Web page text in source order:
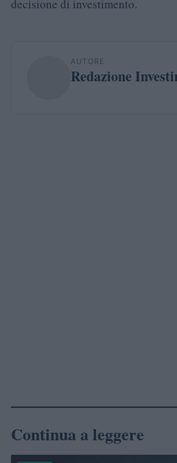
decisione di investimento.
AUTORE
Redazione
Continua a leggere